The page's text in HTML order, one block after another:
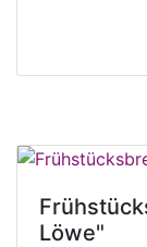
Löwe"